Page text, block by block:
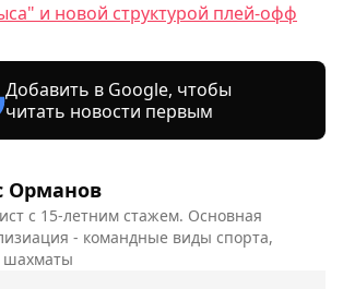
Орманов
с 15-летним стажем. Основная
- командные виды спорта,
шахматы
и новой структурой плей-офф
Добавить в Google, чтобы
читать новости первым